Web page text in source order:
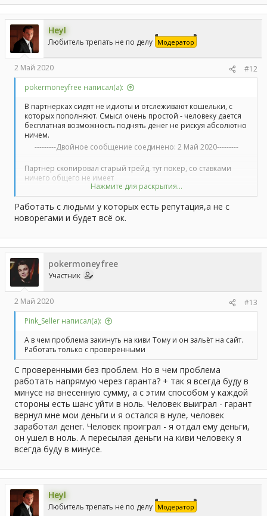
Heyl
Любитель трепать не по делу Модератор
2 Май 2020
#12
pokermoneyfree написал(а):
В партнерках сидят не идиоты и отслеживают кошельки, с
которых пополняют. Смысл очень простой - человеку дается
бесплатная возможность поднять денег не рискуя абсолютно
ничем.
---------Двойное сообщение соединено: 2 Май 2020---------
Партнер скопировал старый трейд, тут покер, со ставками
ничего общего не имеет
---------Двойное сообщение соединено:2 Май 2020
Идут в огромных масштабах. Где гарантия, что ты переведешь
деньги на сайт, а не оставишь их себе?
Нажмите для раскрытия...
Работать с людьми у которых есть репутация,а не с
новорегами и будет всё ок.
pokermoneyfree
Участник
2 Май 2020
#13
Pink_Seller написал(а):
А в чем проблема закинуть на киви Тому и он зальёт на сайт.
Работать только с проверенными
С проверенными без проблем. Но в чем проблема
работать напрямую через гаранта? + так я всегда буду в
минусе на внесенную сумму, а с этим способом у каждой
стороны есть шанс уйти в ноль. Человек выиграл - гарант
вернул мне мои деньги и я остался в нуле, человек
заработал денег. Человек проиграл - я отдал ему деньги,
он ушел в ноль. А пересылая деньги на киви человеку я
всегда буду в минусе.
Heyl
Любитель трепать не по делу Модератор